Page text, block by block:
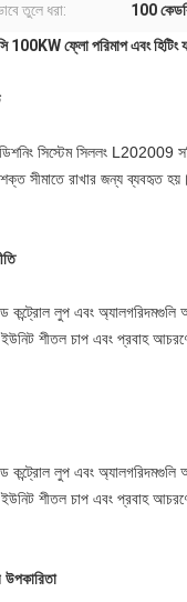
তুলে ধরা: 100
100KW ফ্লো পরিমাপ এবং হিটিং
সিস্টেম সিললং L202009
সীমাতে রাখার জন্য ব্যবহৃত
কন্ট্রোল লুপ এবং অ্যালগরিদমগুলি
ইউনিট শীতল চাপ এবং প্রবাহ
কন্ট্রোল লুপ এবং অ্যালগরিদমগুলি
ইউনিট শীতল চাপ এবং প্রবাহ